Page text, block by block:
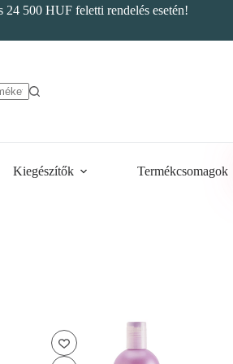
24 500 HUF feletti rendelés esetén!
Kiegészítők Termékcsomagok